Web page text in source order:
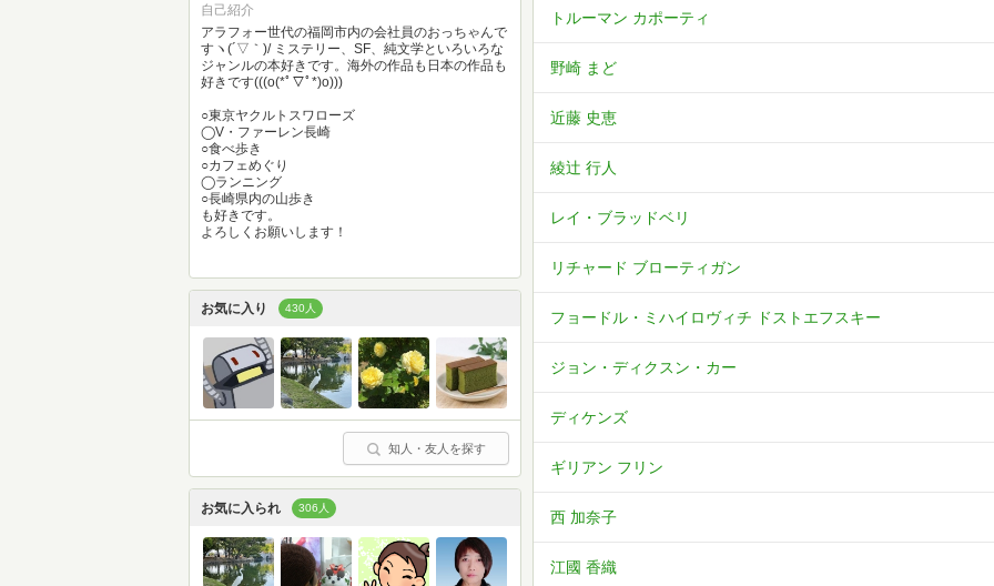
自己紹介
アラフォー世代の福岡市内の会社員のおっちゃんで
すヽ(´▽｀)/ ミステリー、SF、純文学といろいろな
ジャンルの本好きです。海外の作品も日本の作品も
好きです(((o(*ﾟ▽ﾟ*)o)))
○東京ヤクルトスワローズ
◯V・ファーレン長崎
○食べ歩き
○カフェめぐり
◯ランニング
○長崎県内の山歩き
も好きです。
よろしくお願いします！
お気に入り 430人
知人・友人を探す
お気に入られ 306人
トルーマン カポーティ
野崎 まど
近藤 史恵
綾辻 行人
レイ・ブラッドベリ
リチャード ブローティガン
フョードル・ミハイロヴィチ ドストエフスキー
ジョン・ディクスン・カー
ディケンズ
ギリアン フリン
西 加奈子
江國 香織